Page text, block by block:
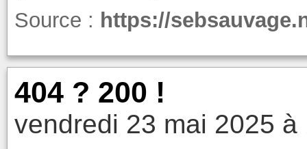
Source : https://
404 ? 200 !
vendredi 23 mai 2025 à